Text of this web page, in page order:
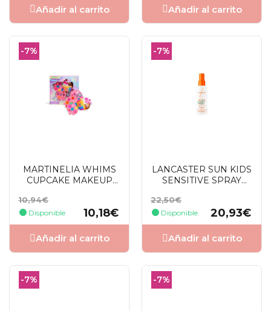
Añadir al carrito Añadir al carrito
-7%
MARTINELIA WHIMS
CUPCAKE MAKEUP
7 BRILLO LABIOS
Precio
base
10,94€
Disponible
Precio
10,18€
Añadir al carrito
-7%
LANCASTER SUN KIDS
SENSITIVE SPRAY
Precio
base
22,50€
Disponible
Precio
20,93€
Añadir al carrito
-7% -7%